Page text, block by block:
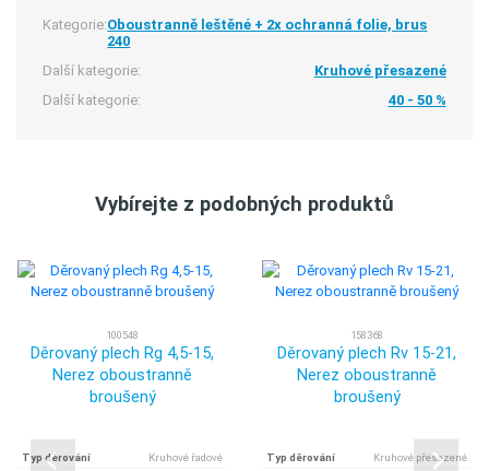
Kategorie:Oboustranně leštěné + 2x ochranná folie, brus
240
Další kategorie:
Kruhové přesazené
Další kategorie:
40 - 50 %
Vybírejte z podobných produktů
100548
Děrovaný plech Rg 4,5-15,
Nerez oboustranně
broušený
Typ děrování
Kruhové řadové
158368
Děrovaný plech Rv 15-21,
Nerez oboustranně
broušený
Typ děrování
Kruhové přesazené